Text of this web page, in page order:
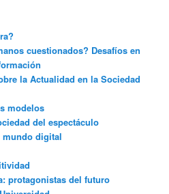
cuestionados? Desafíos en
la Actualidad en la Sociedad
modelos
del espectáculo
mundo digital
protagonistas del futuro